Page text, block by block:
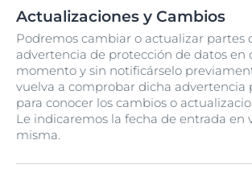
Actualizaciones y Cambios
Podremos cambiar o actualizar partes
advertencia de protección de datos en
momento y sin notificárselo
vuelva a comprobar dicha advertencia
para conocer los cambios o
Le indicaremos la fecha de entrada en
misma.